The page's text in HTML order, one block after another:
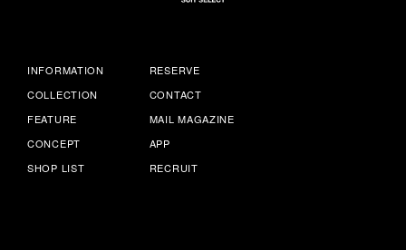
INFORMATION
COLLECTION
FEATURE
CONCEPT
SHOP LIST
RESERVE
CONTACT
MAIL MAGAZINE
APP
RECRUIT